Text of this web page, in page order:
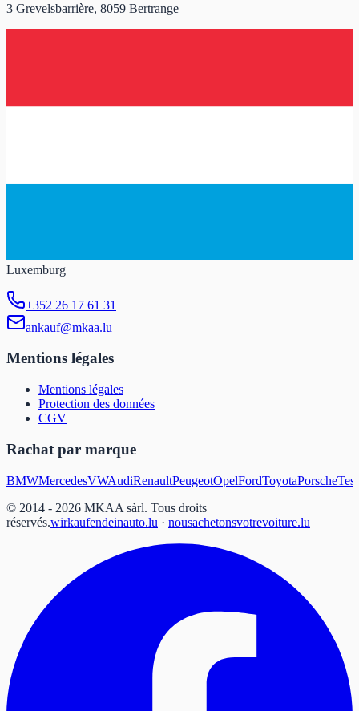
3 Grevelsbarrière, 8059 Bertrange
Luxemburg
+352 26 17 61 31
ankauf@mkaa.lu
Mentions légales
Mentions légales
Protection des données
CGV
Rachat par marque
BMWMercedesVWAudiRenaultPeugeotOpelFordToyotaPorsche
© 2014 - 2026 MKAA sàrl. Tous droits
réservés.wirkaufendeinauto.lu · nousachetonsvotrevoiture.lu